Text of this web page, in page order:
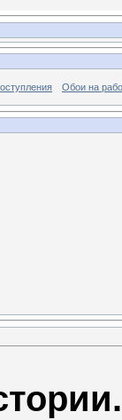
Обои на